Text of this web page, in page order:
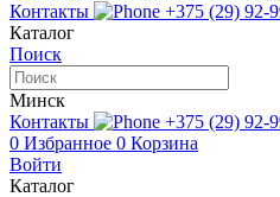
Контакты +375 (29) 92-
Каталог
Поиск
Минск
Контакты
+375 (29) 92-
0 Избранное 0 Корзина
Войти
Каталог